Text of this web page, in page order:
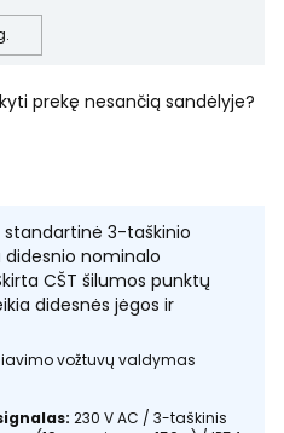
prekę nesančią sandėlyje?
standartinė 3-taškinio
nominalo
CŠT šilumos punktų
didesnės jėgos ir
vožtuvų valdymas
230 V AC / 3-taškinis